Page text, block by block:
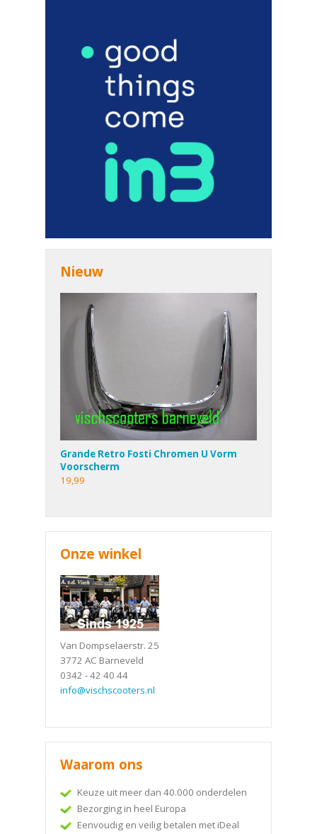
Nieuw
Grande Retro Fosti Chromen U Vorm
Voorscherm
19,99
Onze winkel
Van Dompselaerstr. 25
3772 AC Barneveld
0342 - 42 40 44
info@vischscooters.nl
Waarom ons
Keuze uit meer dan 40.000 onderdelen
Bezorging in heel Europa
Eenvoudig en veilig betalen met iDeal